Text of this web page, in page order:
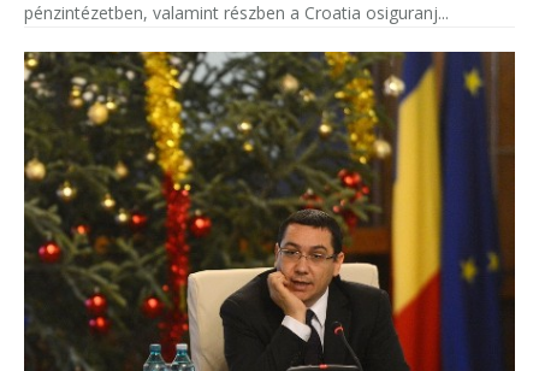
pénzintézetben, valamint részben a Croatia osiguranj...